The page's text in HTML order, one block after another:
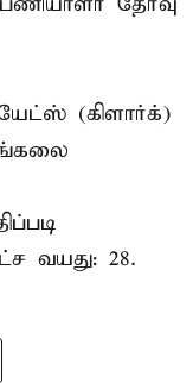
(கிளார்க்)
வயது: 28.